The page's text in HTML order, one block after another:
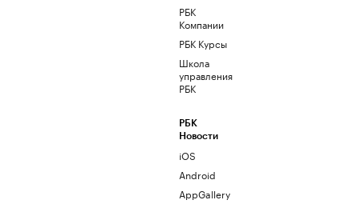
РБК
Компании
РБК Курсы
Школа
управления
РБК
РБК
Новости
iOS
Android
AppGallery